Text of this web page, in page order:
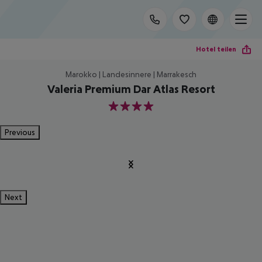
Hotel teilen
Marokko | Landesinnere | Marrakesch
Valeria Premium Dar Atlas Resort
4
Previous
Next